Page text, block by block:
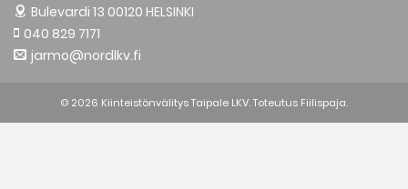
Bulevardi 13 00120 HELSINKI
040 829 7171
jarmo@nordlkv.fi
© 2026 Kiinteistönvälitys Taipale LKV. Toteutus Fiilispaja.